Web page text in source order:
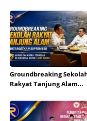
Groundbreaking
Rakyat Tanjung Alam
Bupati Eka Putra Sebut
Terbesar di Indonesia